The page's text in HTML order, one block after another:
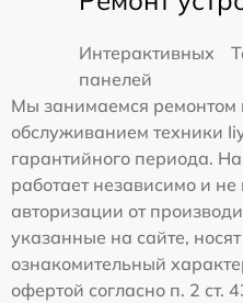
Интерактивных
панелей
Мы занимаемся ремонтом
обслуживанием техники
гарантийного периода.
работает независимо и
авторизации от
указанные на сайте,
ознакомительный
офертой согласно п. 2 ст.